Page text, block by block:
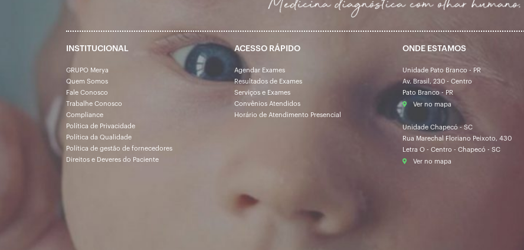
INSTITUCIONAL
GRUPO Merya
Quem Somos
Fale Conosco
Trabalhe Conosco
Compliance
Política de Privacidade
Política da Qualidade
Política de gestão de fornecedores
Direitos e Deveres do Paciente
ACESSO RÁPIDO
Agendar Exames
Resultados de Exames
Serviços e Exames
Convênios Atendidos
Horário de Atendimento Presencial
ONDE ESTAMOS
Unidade Pato Branco - PR
Av. Brasil, 230 - Centro
Pato Branco - PR
Ver no mapa
Unidade Chapecó - SC
Rua Marechal Floriano Peixoto, 430
Letra O - Centro - Chapecó - SC
Ver no mapa